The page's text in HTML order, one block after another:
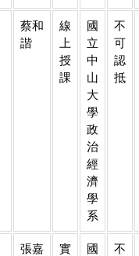
蔡和
諧
線
上
授
課
國
立
中
山
大
學
政
治
經
濟
學
系
不
可
認
抵
張嘉
實
國
不